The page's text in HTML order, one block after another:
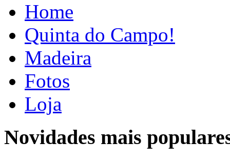
Home
Quinta do Campo!
Madeira
Fotos
Loja
Novidades mais